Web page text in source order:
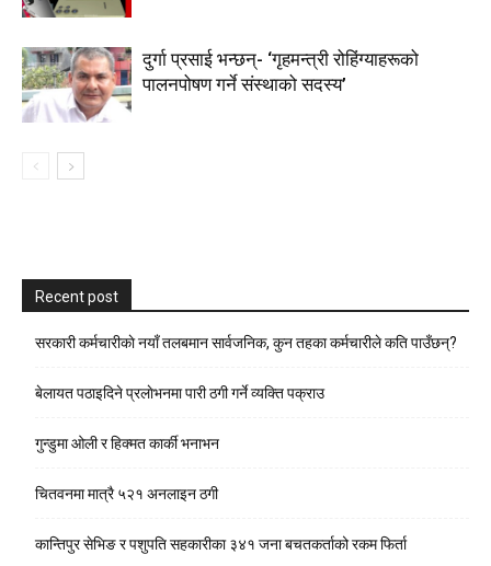
दुर्गा प्रसाई भन्छन्- ‘गृहमन्त्री रोहिंग्याहरूको
पालनपोषण गर्ने संस्थाको सदस्य’
Recent post
सरकारी कर्मचारीकाे नयाँ तलबमान सार्वजनिक, कुन तहका कर्मचारीले कति पाउँछन्?
बेलायत पठाइदिने प्रलाेभनमा पारी ठगी गर्ने व्यक्ति पक्राउ
गुन्डुमा ओली र हिक्मत कार्की भनाभन
चितवनमा मात्रै ५२१ अनलाइन ठगी
कान्तिपुर सेभिङ र पशुपति सहकारीका ३४१ जना बचतकर्ताको रकम फिर्ता